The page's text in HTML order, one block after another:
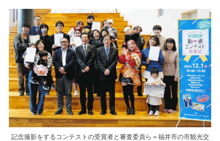
記念撮影をするコンテストの受賞者と審査委員ら＝福井市の市観光交